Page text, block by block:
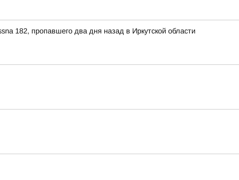
182, пропавшего два дня назад в Иркутской области